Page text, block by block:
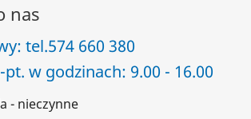
nas
tel.574 660 380
w godzinach: 9.00 - 16.00
- nieczynne